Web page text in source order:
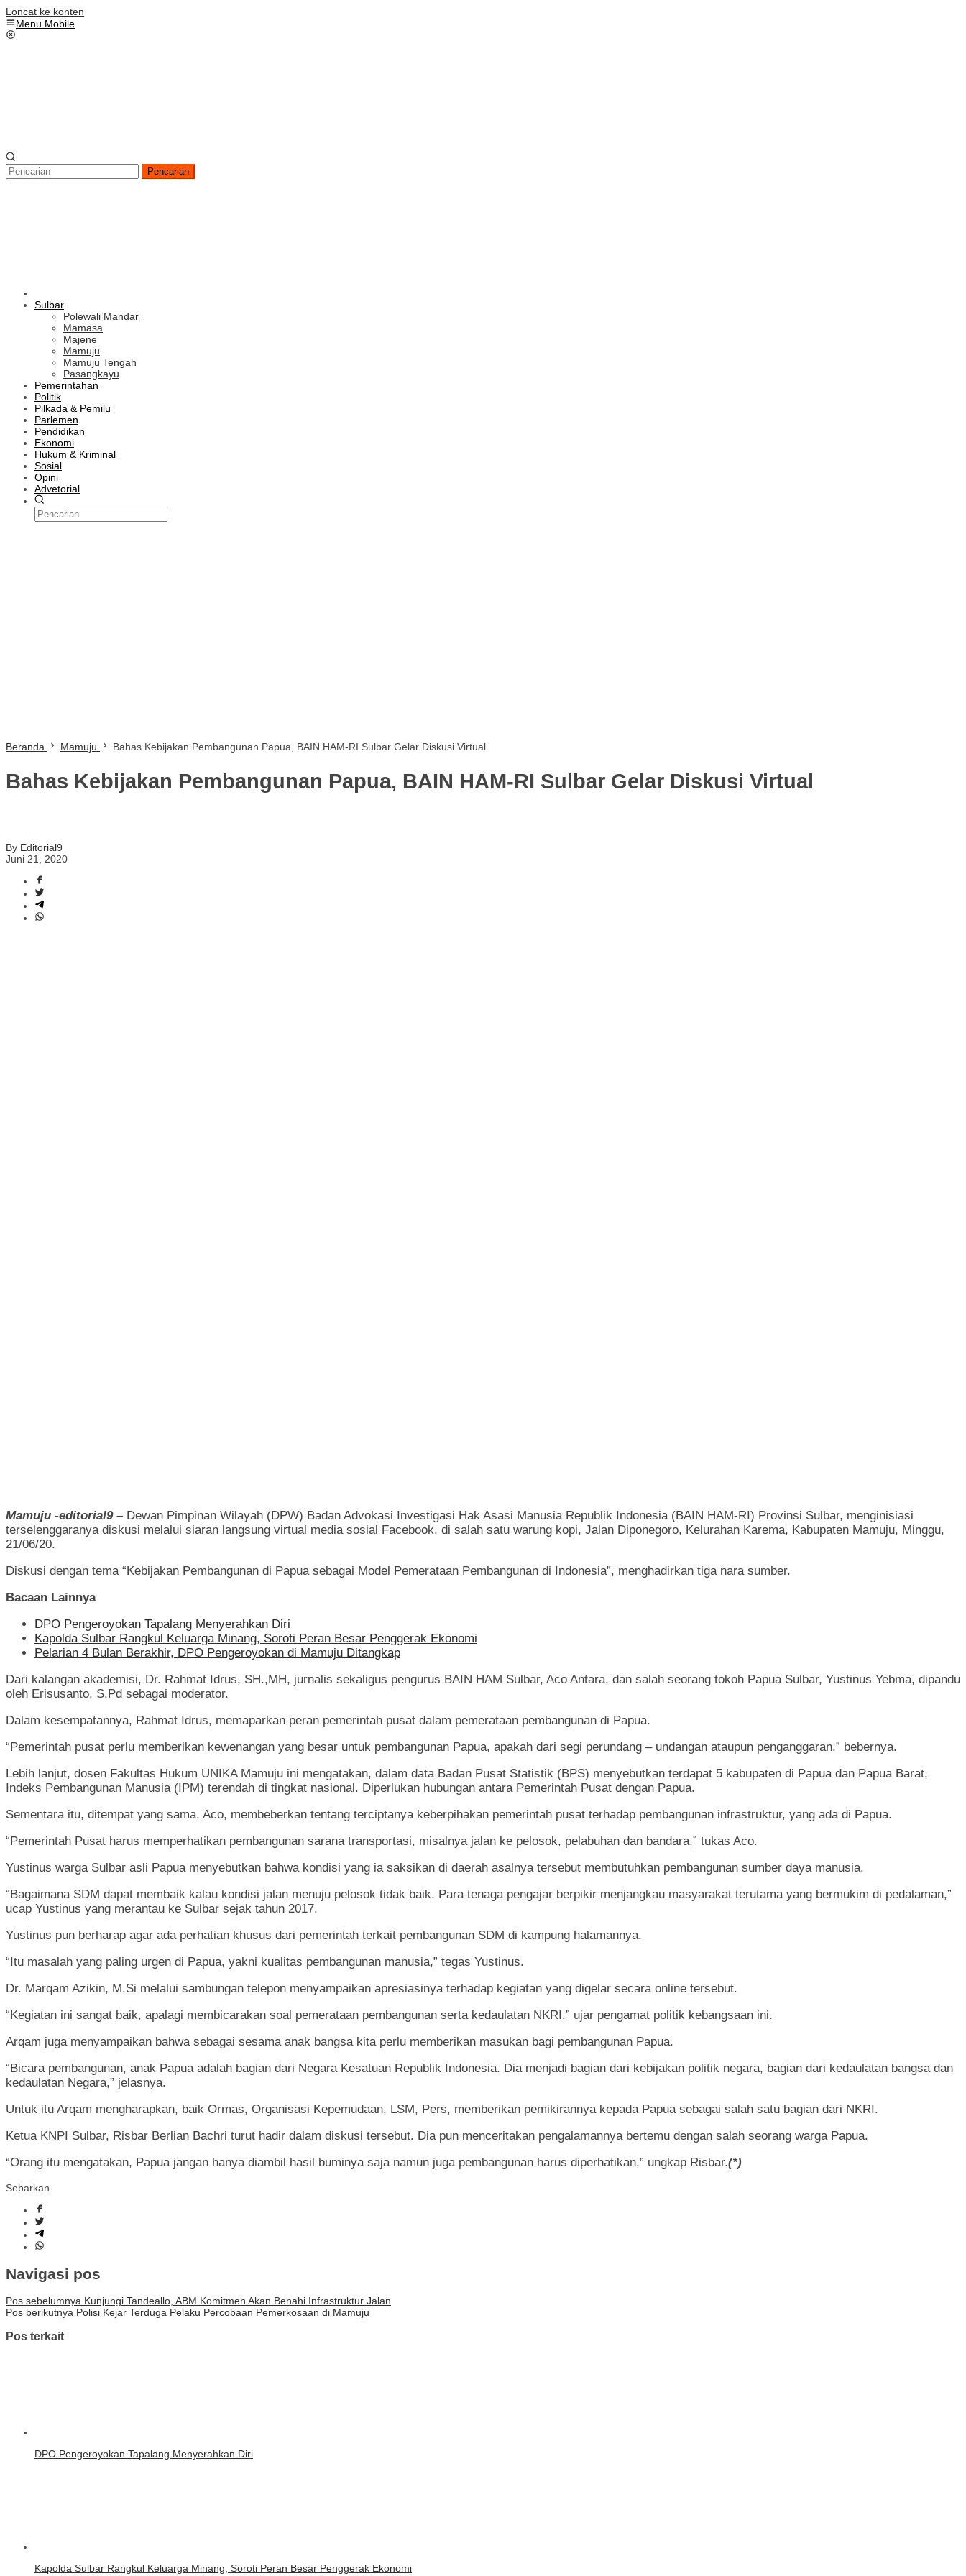
Loncat ke konten
Menu Mobile
Pencarian
Sulbar
Polewali Mandar
Mamasa
Majene
Mamuju
Mamuju Tengah
Pasangkayu
Pemerintahan
Politik
Pilkada & Pemilu
Parlemen
Pendidikan
Ekonomi
Hukum & Kriminal
Sosial
Opini
Advetorial
Beranda Mamuju Bahas Kebijakan Pembangunan Papua, BAIN HAM-RI Sulbar Gelar Diskusi Virtual
Bahas Kebijakan Pembangunan Papua, BAIN HAM-RI Sulbar Gelar Diskusi Virtual
By Editorial9
Juni 21, 2020
Mamuju -editorial9 – Dewan Pimpinan Wilayah (DPW) Badan Advokasi Investigasi Hak Asasi Manusia Republik Indonesia (BAIN HAM-RI) Provinsi Sulbar, menginisiasi
terselenggaranya diskusi melalui siaran langsung virtual media sosial Facebook, di salah satu warung kopi, Jalan Diponegoro, Kelurahan Karema, Kabupaten Mamuju, Minggu,
21/06/20.
Diskusi dengan tema “Kebijakan Pembangunan di Papua sebagai Model Pemerataan Pembangunan di Indonesia”, menghadirkan tiga nara sumber.
Bacaan Lainnya
DPO Pengeroyokan Tapalang Menyerahkan Diri
Kapolda Sulbar Rangkul Keluarga Minang, Soroti Peran Besar Penggerak Ekonomi
Pelarian 4 Bulan Berakhir, DPO Pengeroyokan di Mamuju Ditangkap
Dari kalangan akademisi, Dr. Rahmat Idrus, SH.,MH, jurnalis sekaligus pengurus BAIN HAM Sulbar, Aco Antara, dan salah seorang tokoh Papua Sulbar, Yustinus Yebma, dipandu
oleh Erisusanto, S.Pd sebagai moderator.
Dalam kesempatannya, Rahmat Idrus, memaparkan peran pemerintah pusat dalam pemerataan pembangunan di Papua.
“Pemerintah pusat perlu memberikan kewenangan yang besar untuk pembangunan Papua, apakah dari segi perundang – undangan ataupun penganggaran,” bebernya.
Lebih lanjut, dosen Fakultas Hukum UNIKA Mamuju ini mengatakan, dalam data Badan Pusat Statistik (BPS) menyebutkan terdapat 5 kabupaten di Papua dan Papua Barat,
Indeks Pembangunan Manusia (IPM) terendah di tingkat nasional. Diperlukan hubungan antara Pemerintah Pusat dengan Papua.
Sementara itu, ditempat yang sama, Aco, membeberkan tentang terciptanya keberpihakan pemerintah pusat terhadap pembangunan infrastruktur, yang ada di Papua.
“Pemerintah Pusat harus memperhatikan pembangunan sarana transportasi, misalnya jalan ke pelosok, pelabuhan dan bandara,” tukas Aco.
Yustinus warga Sulbar asli Papua menyebutkan bahwa kondisi yang ia saksikan di daerah asalnya tersebut membutuhkan pembangunan sumber daya manusia.
“Bagaimana SDM dapat membaik kalau kondisi jalan menuju pelosok tidak baik. Para tenaga pengajar berpikir menjangkau masyarakat terutama yang bermukim di pedalaman,”
ucap Yustinus yang merantau ke Sulbar sejak tahun 2017.
Yustinus pun berharap agar ada perhatian khusus dari pemerintah terkait pembangunan SDM di kampung halamannya.
“Itu masalah yang paling urgen di Papua, yakni kualitas pembangunan manusia,” tegas Yustinus.
Dr. Marqam Azikin, M.Si melalui sambungan telepon menyampaikan apresiasinya terhadap kegiatan yang digelar secara online tersebut.
“Kegiatan ini sangat baik, apalagi membicarakan soal pemerataan pembangunan serta kedaulatan NKRI,” ujar pengamat politik kebangsaan ini.
Arqam juga menyampaikan bahwa sebagai sesama anak bangsa kita perlu memberikan masukan bagi pembangunan Papua.
“Bicara pembangunan, anak Papua adalah bagian dari Negara Kesatuan Republik Indonesia. Dia menjadi bagian dari kebijakan politik negara, bagian dari kedaulatan bangsa dan
kedaulatan Negara,” jelasnya.
Untuk itu Arqam mengharapkan, baik Ormas, Organisasi Kepemudaan, LSM, Pers, memberikan pemikirannya kepada Papua sebagai salah satu bagian dari NKRI.
Ketua KNPI Sulbar, Risbar Berlian Bachri turut hadir dalam diskusi tersebut. Dia pun menceritakan pengalamannya bertemu dengan salah seorang warga Papua.
“Orang itu mengatakan, Papua jangan hanya diambil hasil buminya saja namun juga pembangunan harus diperhatikan,” ungkap Risbar.(*)
Sebarkan
Navigasi pos
Pos sebelumnya Kunjungi Tandeallo, ABM Komitmen Akan Benahi Infrastruktur Jalan
Pos berikutnya Polisi Kejar Terduga Pelaku Percobaan Pemerkosaan di Mamuju
Pos terkait
DPO Pengeroyokan Tapalang Menyerahkan Diri
Kapolda Sulbar Rangkul Keluarga Minang, Soroti Peran Besar Penggerak Ekonomi